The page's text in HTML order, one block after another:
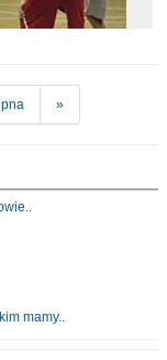
»
mamy..